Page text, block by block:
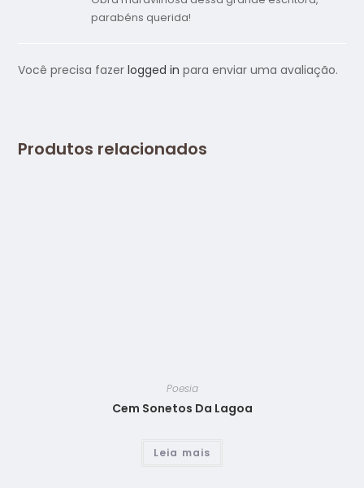
parabéns querida!
Você precisa fazerlogged in para enviar uma avaliação.
Produtos relacionados
Poesia
Cem Sonetos Da Lagoa
Leia mais